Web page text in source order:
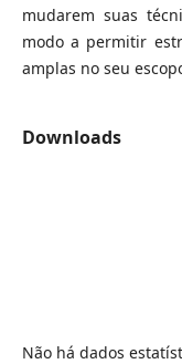
mudarem suas
modo a permitir
amplas no seu
Downloads
Não há dados